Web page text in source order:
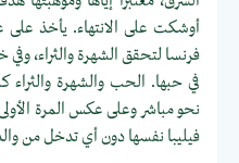
أوشكت على الانتهاء. يأخذ على
فرنسا لتحقق الشهرة والثراء،
في حبها. الحب والشهرة
نحو مباشر وعلى عكس المرة
فيليبا نفسها دون أي تدخل من